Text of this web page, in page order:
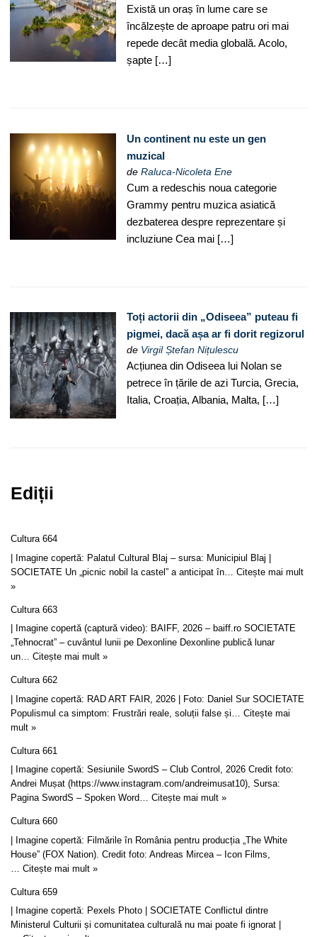
Există un oraș în lume care se
încălzește de aproape patru ori mai
repede decât media globală. Acolo,
șapte […]
Un continent nu este un gen
muzical
deRaluca-Nicoleta Ene
Cum a redeschis noua categorie
Grammy pentru muzica asiatică
dezbaterea despre reprezentare și
incluziune Cea mai […]
Toți actorii din „Odiseea” puteau fi
pigmei, dacă așa ar fi dorit regizorul
de Virgil Ștefan Nițulescu
Acțiunea din Odiseea lui Nolan se
petrece în țările de azi Turcia, Grecia,
Italia, Croația, Albania, Malta, […]
Ediții
Cultura 664
| Imagine copertă: Palatul Cultural Blaj – sursa: Municipiul Blaj |
SOCIETATE Un „picnic nobil la castel” a anticipat în… Citește mai mult
»
Cultura 663
| Imagine copertă (captură video): BAIFF, 2026 – baiff.ro SOCIETATE
„Tehnocrat” – cuvântul lunii pe Dexonline Dexonline publică lunar
un… Citește mai mult »
Cultura 662
| Imagine copertă: RAD ART FAIR, 2026 | Foto: Daniel Sur SOCIETATE
Populismul ca simptom: Frustrări reale, soluții false și… Citește mai
mult »
Cultura 661
| Imagine copertă: Sesiunile SwordS – Club Control, 2026 Credit foto:
Andrei Mușat (https://www.instagram.com/andreimusat10), Sursa:
Pagina SwordS – Spoken Word… Citește mai mult »
Cultura 660
| Imagine copertă: Filmările în România pentru producția „The White
House” (FOX Nation). Credit foto: Andreas Mircea – Icon Films,
Citește mai mult »
Cultura 659
| Imagine copertă: Pexels Photo | SOCIETATE Conflictul dintre
Ministerul Culturii și comunitatea culturală nu mai poate fi ignorat |